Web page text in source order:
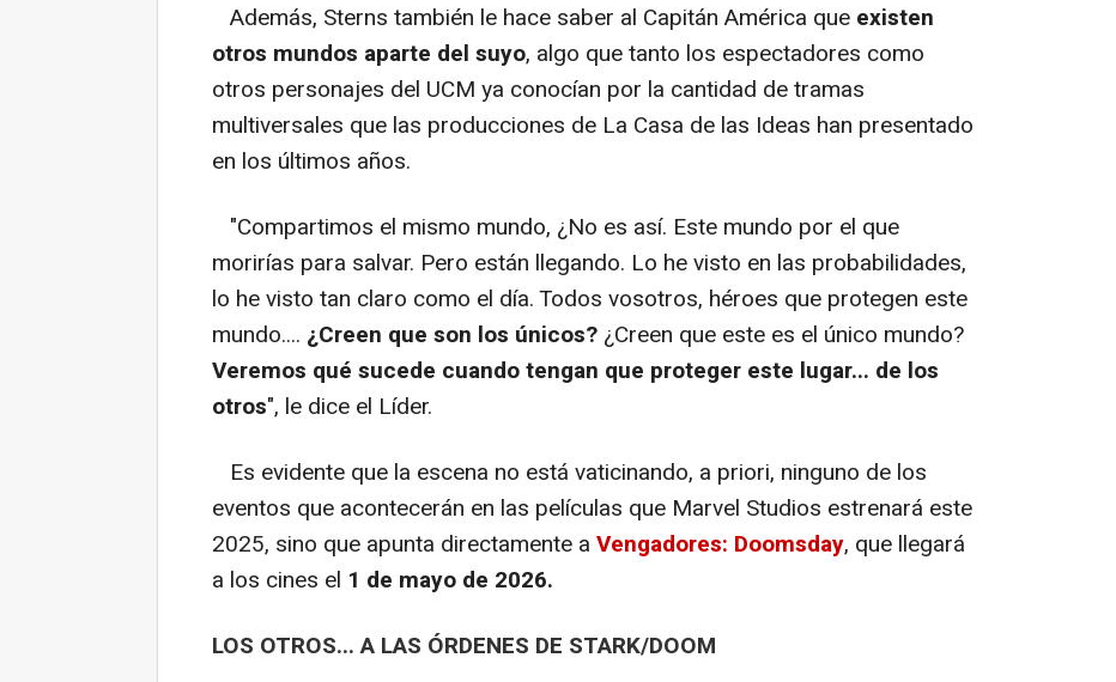
Además, Sterns también le hace saber al Capitán América que existen
otros mundos aparte del suyo, algo que tanto los espectadores como
otros personajes del UCM ya conocían por la cantidad de tramas
multiversales que las producciones de La Casa de las Ideas han presentado
en los últimos años.
"Compartimos el mismo mundo, ¿No es así. Este mundo por el que
morirías para salvar. Pero están llegando. Lo he visto en las probabilidades,
lo he visto tan claro como el día. Todos vosotros, héroes que protegen este
mundo.... ¿Creen que son los únicos? ¿Creen que este es el único mundo?
Veremos qué sucede cuando tengan que proteger este lugar... de los
otros", le dice el Líder.
Es evidente que la escena no está vaticinando, a priori, ninguno de los
eventos que acontecerán en las películas que Marvel Studios estrenará este
2025, sino que apunta directamente a Vengadores: Doomsday, que llegará
a los cines el 1 de mayo de 2026.
LOS OTROS... A LAS ÓRDENES DE STARK/DOOM